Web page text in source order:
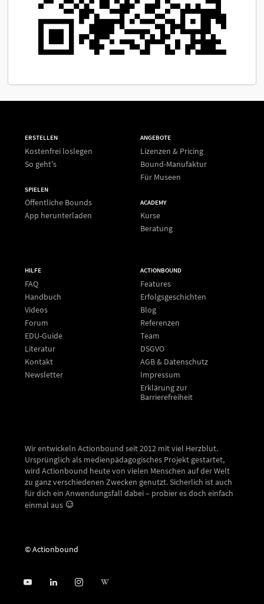
ERSTELLEN
Kostenfrei loslegen
So geht's
SPIELEN
Öffentliche Bounds
App herunterladen
ANGEBOTE
Lizenzen & Pricing
Bound-Manufaktur
Für Museen
ACADEMY
Kurse
Beratung
HILFE
FAQ
Handbuch
Videos
Forum
EDU-Guide
Literatur
Kontakt
Newsletter
ACTIONBOUND
Features
Erfolgsgeschichten
Blog
Referenzen
Team
DSGVO
AGB & Datenschutz
Impressum
Erklärung zur
Barrierefreiheit
Wir entwickeln Actionbound seit 2012 mit viel Herzblut.
Ursprünglich als medienpädagogisches Projekt gestartet,
wird Actionbound heute von vielen Menschen auf der Welt
zu ganz verschiedenen Zwecken genutzt. Sicherlich ist auch
für dich ein Anwendungsfall dabei – probier es doch einfach
einmal aus
© Actionbound